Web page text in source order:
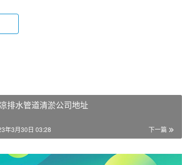
排水管道清淤公司地址
下一篇
年3月30日 03:28